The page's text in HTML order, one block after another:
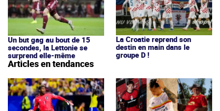
Un but gag au bout de 15
secondes, la Lettonie se
surprend elle-même
La Croatie reprend son
destin en main dans le
groupe D !
Articles en tendances